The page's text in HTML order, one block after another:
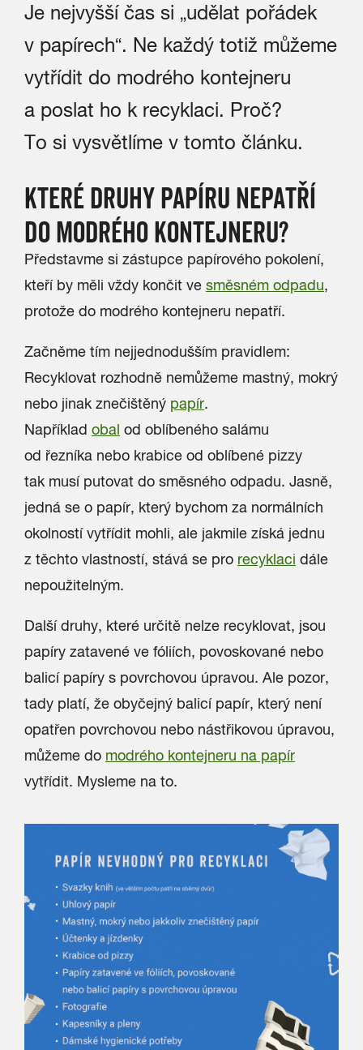
Je nejvyšší čas si „udělat pořádek
v papírech“. Ne každý totiž můžeme
vytřídit do modrého kontejneru
a poslat ho k recyklaci. Proč?
To si vysvětlíme v tomto článku.
KTERÉ DRUHY PAPÍRU NEPATŘÍ
DO MODRÉHO KONTEJNERU?
Představme si zástupce papírového pokolení,
kteří by měli vždy končit ve směsném odpadu,
protože do modrého kontejneru nepatří.
Začněme tím nejjednodušším pravidlem:
Recyklovat rozhodně nemůžeme mastný, mokrý
nebo jinak znečištěný papír.
Například obal od oblíbeného salámu
od řezníka nebo krabice od oblíbené pizzy
tak musí putovat do směsného odpadu. Jasně,
jedná se o papír, který bychom za normálních
okolností vytřídit mohli, ale jakmile získá jednu
z těchto vlastností, stává se pro recyklaci dále
nepoužitelným.
Další druhy, které určitě nelze recyklovat, jsou
papíry zatavené ve fóliích, povoskované nebo
balicí papíry s povrchovou úpravou. Ale pozor,
tady platí, že obyčejný balicí papír, který není
opatřen povrchovou nebo nástřikovou úpravou,
můžeme do modrého kontejneru na papír
vytřídit. Mysleme na to.